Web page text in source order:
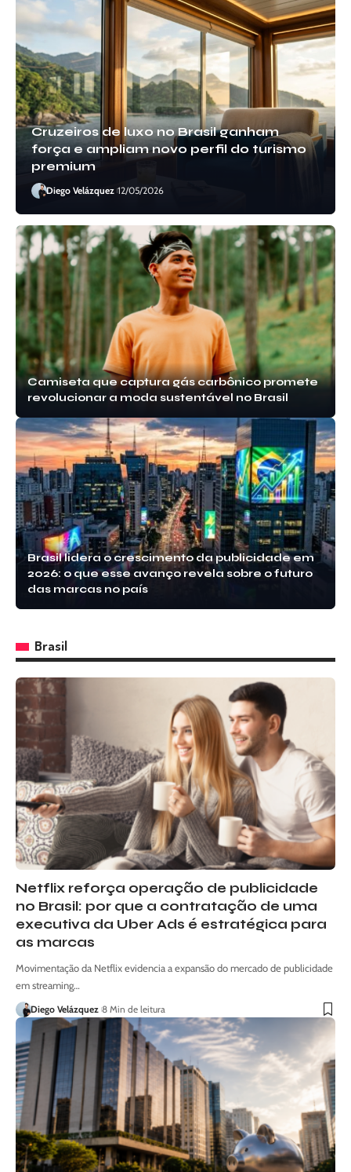
Cruzeiros de luxo no Brasil ganham
força e ampliam novo perfil do turismo
premium
Diego Velázquez 12/05/2026
Camiseta que captura gás carbônico promete
revolucionar a moda sustentável no Brasil
Brasil lidera o crescimento da publicidade em
2026: o que esse avanço revela sobre o futuro
das marcas no país
Brasil
Netflix reforça operação de publicidade
no Brasil: por que a contratação de uma
executiva da Uber Ads é estratégica para
as marcas
Movimentação da Netflix evidencia a expansão do mercado de publicidade
em streaming…
Diego Velázquez 8 Min de leitura